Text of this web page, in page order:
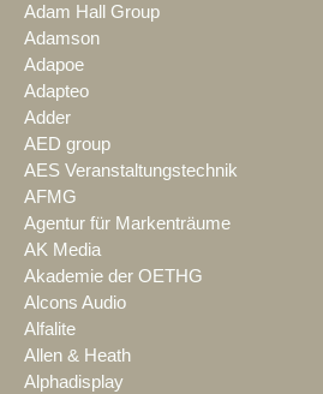
Adam Hall Group
Adamson
Adapoe
Adapteo
Adder
AED group
AES Veranstaltungstechnik
AFMG
Agentur für Markenträume
AK Media
Akademie der OETHG
Alcons Audio
Alfalite
Allen & Heath
Alphadisplay